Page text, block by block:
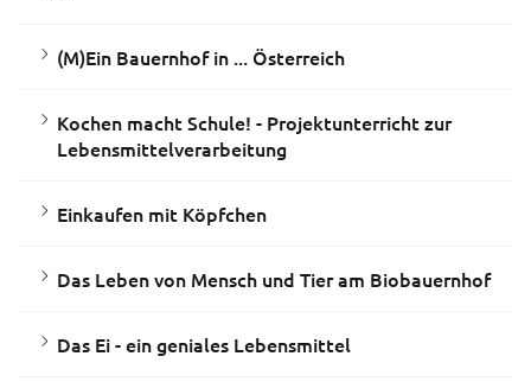
(M)Ein Bauernhof in ... Österreich
Kochen macht Schule! - Projektunterricht zur
Lebensmittelverarbeitung
Einkaufen mit Köpfchen
Das Leben von Mensch und Tier am Biobauernhof
Das Ei - ein geniales Lebensmittel